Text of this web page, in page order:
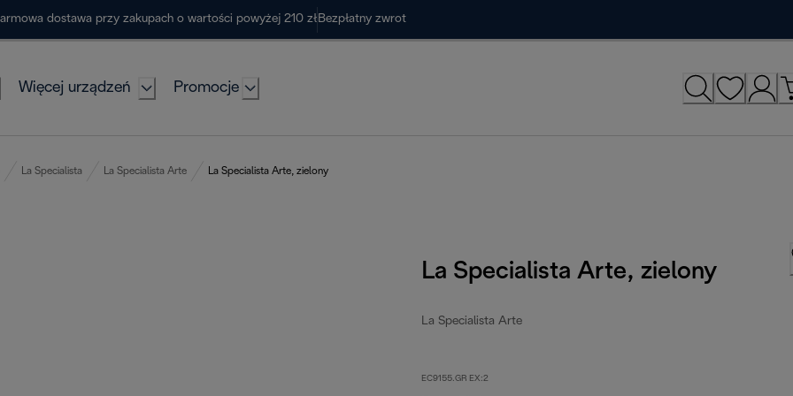
dostawa przy zakupach o wartości powyżej 210 zł Bezpłatny zwrot
Więcej urządzeń Promocje
La Specialista La Specialista Arte La Specialista Arte, zielony
La Specialista Arte, zielony
La Specialista Arte
EC9155.GR EX:2